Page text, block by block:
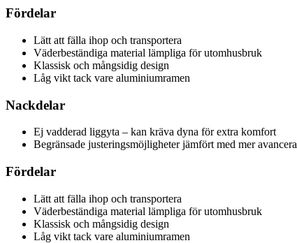
Fördelar
Lätt att fälla ihop och transportera
Väderbeständiga material lämpliga för utomhusbruk
Klassisk och mångsidig design
Låg vikt tack vare aluminiumramen
Nackdelar
Ej vadderad liggyta – kan kräva dyna för extra komfort
Begränsade justeringsmöjligheter jämfört med mer
Fördelar
Lätt att fälla ihop och transportera
Väderbeständiga material lämpliga för utomhusbruk
Klassisk och mångsidig design
Låg vikt tack vare aluminiumramen